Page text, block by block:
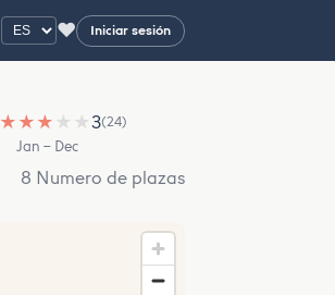
♥ Iniciar sesión
★ ★ ★ ★ ★3(24)
Jan – Dec
8 Numero de plazas